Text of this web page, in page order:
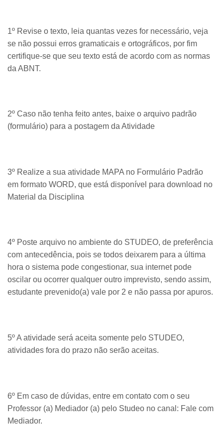
1º Revise o texto, leia quantas vezes for necessário, veja
se não possui erros gramaticais e ortográficos, por fim
certifique-se que seu texto está de acordo com as normas
da ABNT.
2º Caso não tenha feito antes, baixe o arquivo padrão
(formulário) para a postagem da Atividade
3º Realize a sua atividade MAPA no Formulário Padrão
em formato WORD, que está disponível para download no
Material da Disciplina
4º Poste arquivo no ambiente do STUDEO, de preferência
com antecedência, pois se todos deixarem para a última
hora o sistema pode congestionar, sua internet pode
oscilar ou ocorrer qualquer outro imprevisto, sendo assim,
estudante prevenido(a) vale por 2 e não passa por apuros.
5º A atividade será aceita somente pelo STUDEO,
atividades fora do prazo não serão aceitas.
6º Em caso de dúvidas, entre em contato com o seu
Professor (a) Mediador (a) pelo Studeo no canal: Fale com
Mediador.